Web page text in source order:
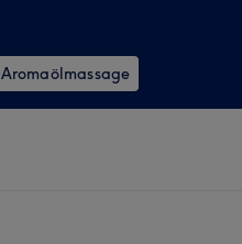
Aromaölmassage